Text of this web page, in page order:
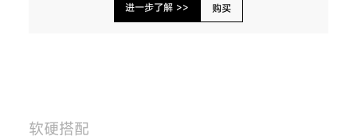
进一步了解 >> 购买
软硬搭配